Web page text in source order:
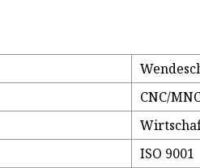
CNC/
ISO 9001